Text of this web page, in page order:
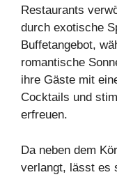
Restaurants
durch exotische
Buffetangebot,
romantische
ihre Gäste mit
Cocktails und
erfreuen.
Da neben dem
verlangt, lässt es